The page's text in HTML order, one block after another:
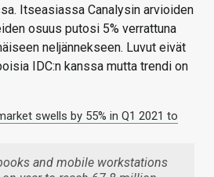
Itseasiassa Canalysin arvioiden
osuus putosi 5% verrattuna
neljännekseen. Luvut eivät
IDC:n kanssa mutta trendi on
swells by 55% in Q1 2021 to
and mobile workstations